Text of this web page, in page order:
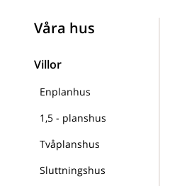
Våra hus
Villor
Enplanhus
1,5 - planshus
Tvåplanshus
Sluttningshus